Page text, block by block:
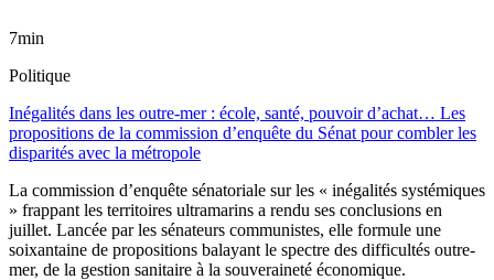
7min
Politique
Inégalités dans les outre-mer : école, santé, pouvoir d’achat… Les
propositions de la commission d’enquête du Sénat pour combler les
disparités avec la métropole
La commission d’enquête sénatoriale sur les « inégalités systémiques
» frappant les territoires ultramarins a rendu ses conclusions en
juillet. Lancée par les sénateurs communistes, elle formule une
soixantaine de propositions balayant le spectre des difficultés outre-
mer, de la gestion sanitaire à la souveraineté économique.